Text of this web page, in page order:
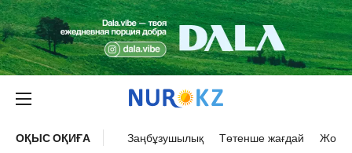
ОҚЫС ОҚИҒА Заңбұзушылық Төтенше жағдай Жол